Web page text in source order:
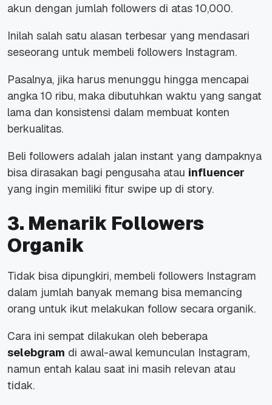
akun dengan jumlah followers di atas 10,000.
Inilah salah satu alasan terbesar yang mendasari
seseorang untuk membeli followers Instagram.
Pasalnya, jika harus menunggu hingga mencapai
angka 10 ribu, maka dibutuhkan waktu yang sangat
lama dan konsistensi dalam membuat konten
berkualitas.
Beli followers adalah jalan instant yang dampaknya
bisa dirasakan bagi pengusaha atau influencer
yang ingin memiliki fitur swipe up di story.
3. Menarik Followers
Organik
Tidak bisa dipungkiri, membeli followers Instagram
dalam jumlah banyak memang bisa memancing
orang untuk ikut melakukan follow secara organik.
Cara ini sempat dilakukan oleh beberapa
selebgram di awal-awal kemunculan Instagram,
namun entah kalau saat ini masih relevan atau
tidak.